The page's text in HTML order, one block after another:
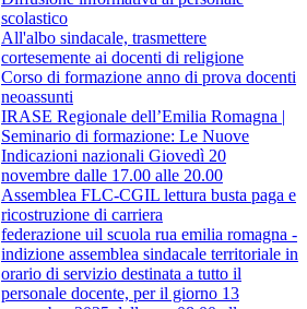
scolastico
All'albo sindacale, trasmettere
cortesemente ai docenti di religione
Corso di formazione anno di prova docenti
neoassunti
IRASE Regionale dell’Emilia Romagna |
Seminario di formazione: Le Nuove
Indicazioni nazionali Giovedì 20
novembre dalle 17.00 alle 20.00
Assemblea FLC-CGIL lettura busta paga e
ricostruzione di carriera
federazione uil scuola rua emilia romagna -
indizione assemblea sindacale territoriale in
orario di servizio destinata a tutto il
personale docente, per il giorno 13